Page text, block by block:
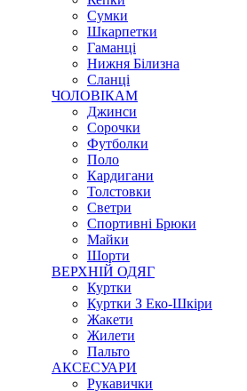
Сумки
Шкарпетки
Гаманці
Нижня Білизна
Сланці
ЧОЛОВІКАМ
Джинси
Сорочки
Футболки
Поло
Кардигани
Толстовки
Светри
Спортивні Брюки
Майки
Шорти
ВЕРХНІЙ ОДЯГ
Куртки
Куртки З Еко-Шкіри
Жакети
Жилети
Пальто
АКСЕСУАРИ
Рукавички